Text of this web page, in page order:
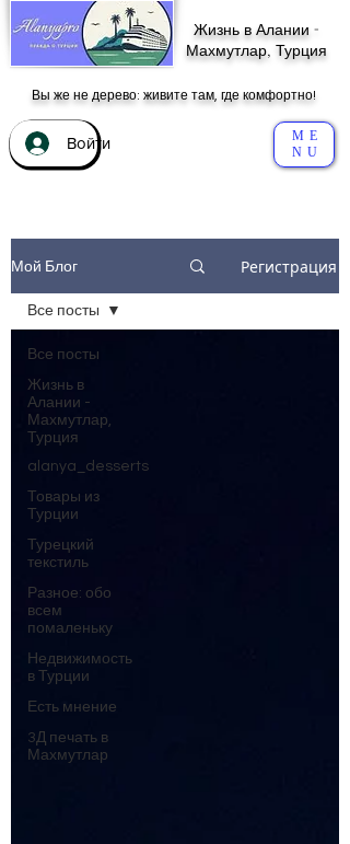
Жизнь в Алании -
Махмутлар, Турция
Вы же не дерево: живите там, где комфортно!
Войти
ME
NU
Мой Блог Регистрация
Все посты
Жизнь в
Алании -
Махмутлар,
Турция
alanya_desserts
Товары из
Турции
Турецкий
текстиль
Разное: обо
всем
помаленьку
Недвижимость
в Турции
Есть мнение
3Д печать в
Махмутлар
Все посты